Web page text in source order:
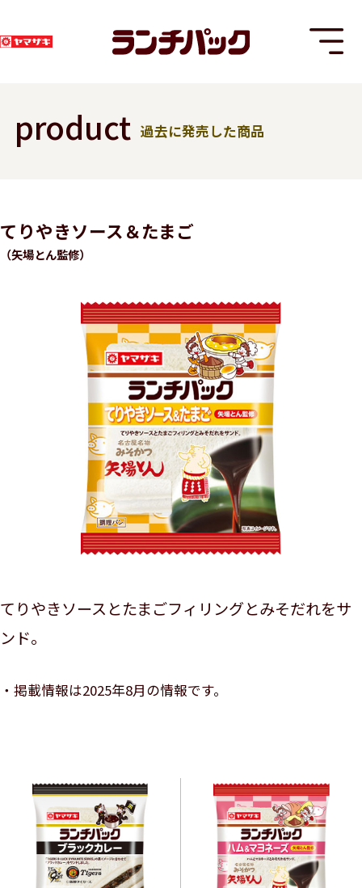
product 過去に発売した商品
てりやきソース＆たまご
（矢場とん監修）
てりやきソースとたまごフィリングとみそだれをサ
ンド。
掲載情報は2025年8月の情報です。